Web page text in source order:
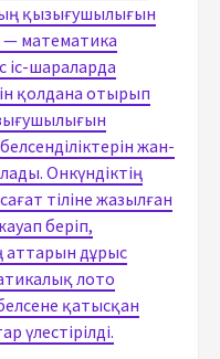
қызығушылығын
математика
іс-шараларда
қолдана отырып
жан-
Онкүндіктің
тіліне жазылған
беріп,
аттарын дұрыс
лото
қатысқан
үлестірілді.